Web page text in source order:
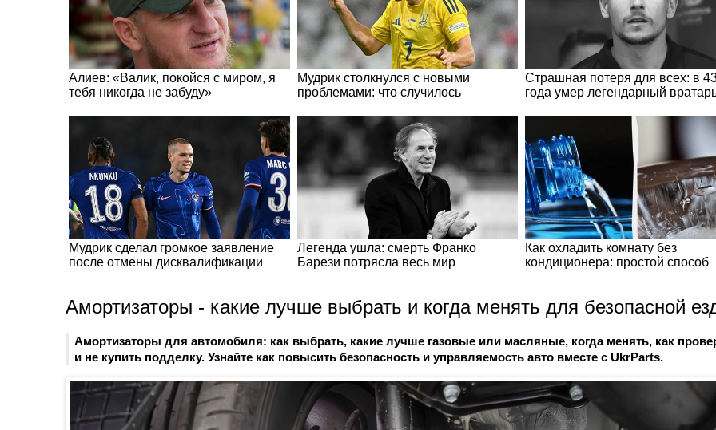
Амортизаторы - какие лучше выбрать и когда менять для безопасной
Амортизаторы для автомобиля: как выбрать, какие лучше газовые или масляные, когда менять, как
и не купить подделку. Узнайте как повысить безопасность и управляемость авто вместе с UkrParts.